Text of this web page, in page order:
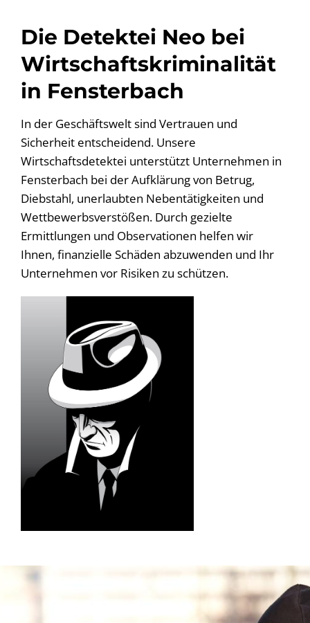
Die Detektei Neo bei
Wirtschaftskriminalität
in Fensterbach
In der Geschäftswelt sind Vertrauen und
Sicherheit entscheidend. Unsere
Wirtschaftsdetektei unterstützt Unternehmen in
Fensterbach bei der Aufklärung von Betrug,
Diebstahl, unerlaubten Nebentätigkeiten und
Wettbewerbsverstößen. Durch gezielte
Ermittlungen und Observationen helfen wir
Ihnen, finanzielle Schäden abzuwenden und Ihr
Unternehmen vor Risiken zu schützen.